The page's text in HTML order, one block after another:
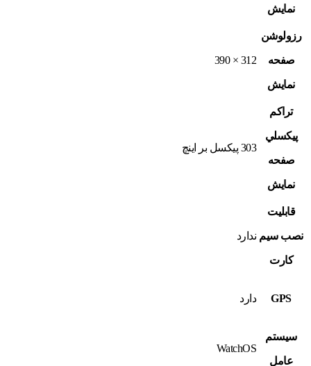
نمايش
رزولوشن
صفحه
نمايش
312 × 390
تراکم
پيکسلي
صفحه
نمايش
303 پيکسل بر اينچ
قابليت
نصب سيم
کارت
ندارد
GPS دارد
سيستم
عامل
WatchOS